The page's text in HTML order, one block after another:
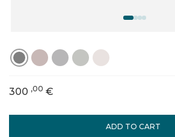
ADD TO CART
300 ,00 €